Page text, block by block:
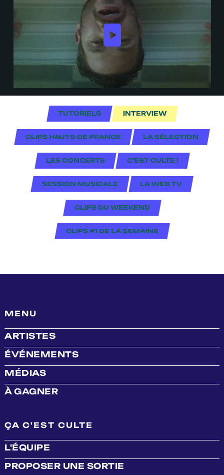
TUTORIELS INTERVIEW
CLIPS HAUTS-DE-FRANCE LA SÉLECTION
LES CONCERTS C'EST CULTE !
SESSION MUSICALE LA WEB TV
CLIPS DU WEEKEND
CLIPS #1 DE LA SEMAINE
MENU
ARTISTES
ÉVÉNEMENTS
MÉDIAS
À GAGNER
ÇA C'EST CULTE
L'ÉQUIPE
PROPOSER UNE SORTIE